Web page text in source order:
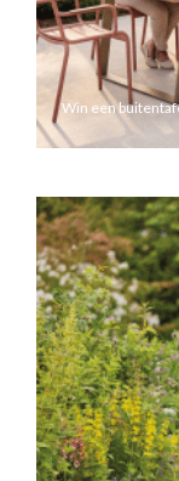
Win een